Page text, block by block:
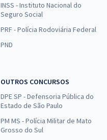
INSS - Instituto Nacional do
Seguro Social
PRF - Polícia Rodoviária Federal
PND
OUTROS CONCURSOS
DPE SP - Defensoria Pública do
Estado de São Paulo
PM MS - Polícia Militar de Mato
Grosso do Sul